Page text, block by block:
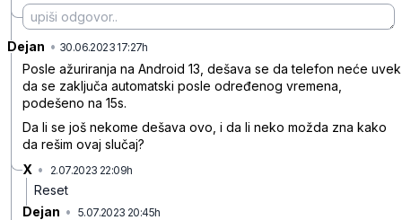
Dejan • 30.06.2023 17:27h
Posle ažuriranja na Android 13, dešava se da telefon neće uvek
da se zaključa automatski posle određenog vremena,
podešeno na 15s.
Da li se još nekome dešava ovo, i da li neko možda zna kako
da rešim ovaj slučaj?
X • 2.07.2023 22:09h
Reset
Dejan • 5.07.2023 20:45h